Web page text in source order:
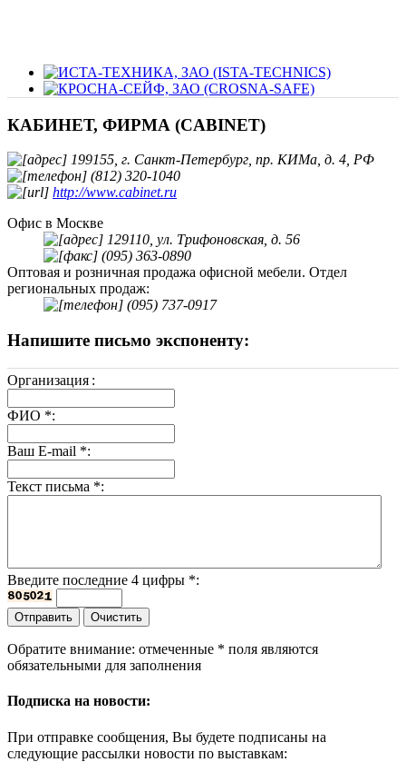
КАБИНЕТ, ФИРМА (CABINET)
199155, г. Санкт-Петербург, пр. КИМа, д. 4, РФ
(812) 320-1040
http://www.cabinet.ru
Офис в Москве
129110, ул. Трифоновская, д. 56
(095) 363-0890
Оптовая и розничная продажа офисной мебели. Отдел
региональных продаж:
(095) 737-0917
Напишите письмо экспоненту:
Организация :
ФИО *:
Ваш E-mail *:
Текст письма *:
Введите последние 4 цифры *:
Обратите внимание: отмеченные * поля являются
обязательными для заполнения
Подписка на новости:
При отправке сообщения, Вы будете подписаны на
следующие рассылки новости по выставкам: